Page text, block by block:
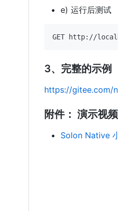
e) 运行后测试
3、完整的示例
https://gitee.com/
附件： 演示视频
Solon Native